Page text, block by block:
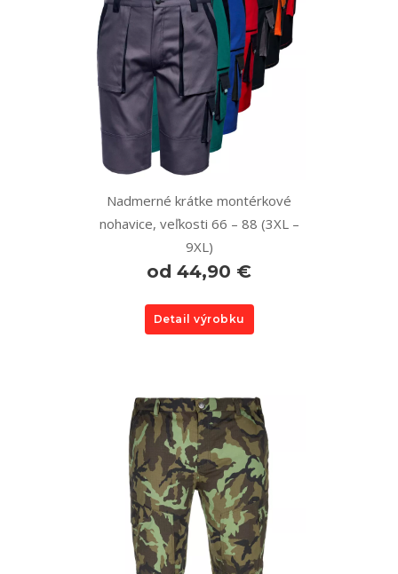
Nadmerné krátke montérkové
nohavice, veľkosti 66 – 88 (3XL –
9XL)
od 44,90 €
Detail výrobku